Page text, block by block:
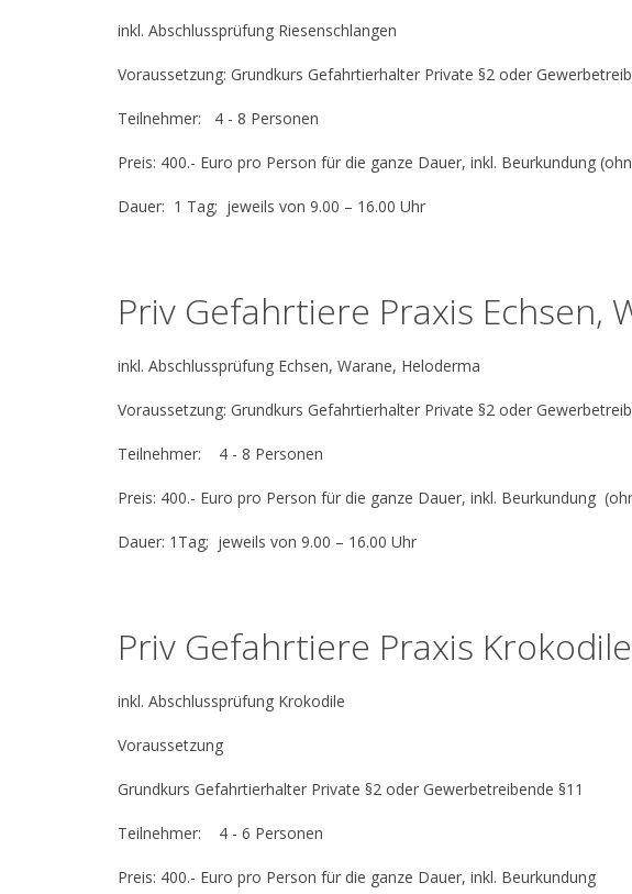
inkl. Abschlussprüfung Riesenschlangen
Voraussetzung: Grundkurs Gefahrtierhalter Private §2 oder
Teilnehmer: 4 - 8 Personen
Preis: 400.- Euro pro Person für die ganze Dauer, inkl. Beurkundung
Dauer: 1 Tag; jeweils von 9.00 – 16.00 Uhr
Priv Gefahrtiere Praxis Echsen,
inkl. Abschlussprüfung Echsen, Warane, Heloderma
Voraussetzung: Grundkurs Gefahrtierhalter Private §2 oder
Teilnehmer: 4 - 8 Personen
Preis: 400.- Euro pro Person für die ganze Dauer, inkl. Beurkundung
Dauer: 1Tag; jeweils von 9.00 – 16.00 Uhr
Priv Gefahrtiere Praxis Krokodile
inkl. Abschlussprüfung Krokodile
Voraussetzung
Grundkurs Gefahrtierhalter Private §2 oder Gewerbetreibende §11
Teilnehmer: 4 - 6 Personen
Preis: 400.- Euro pro Person für die ganze Dauer, inkl. Beurkundung